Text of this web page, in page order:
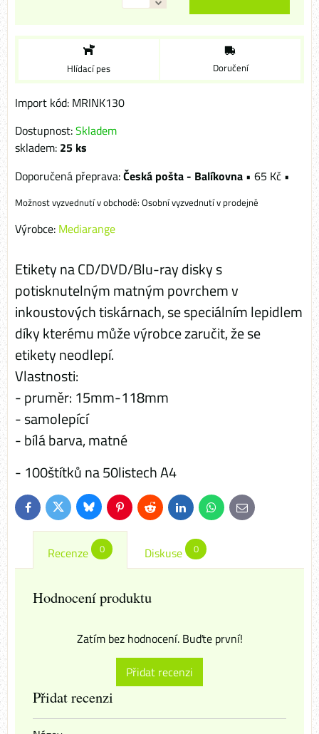
Hlídací pes Doručení
Import kód: MRINK130
Dostupnost:Skladem
skladem: 25 ks
Česká pošta - Balíkovna • 65 Kč •
Osobní vyzvednutí v prodejně
Výrobce: Mediarange
Etikety na CD/DVD/Blu-ray disky s
potisknutelným matným povrchem v
inkoustových tiskárnach, se speciálním lepidlem
díky kterému může výrobce zaručit, že se
etikety neodlepí.
Vlastnosti:
- pruměr: 15mm-118mm
- samolepící
- bílá barva, matné
- 100štítků na 50listech A4
FacebookTwitterBlueskyPinterestReddit LinkedInWhatsApp
E-
mail
Recenze 0 Diskuse 0
Hodnocení produktu
Zatím bez hodnocení. Buďte první!
Přidat recenzi
Přidat recenzi